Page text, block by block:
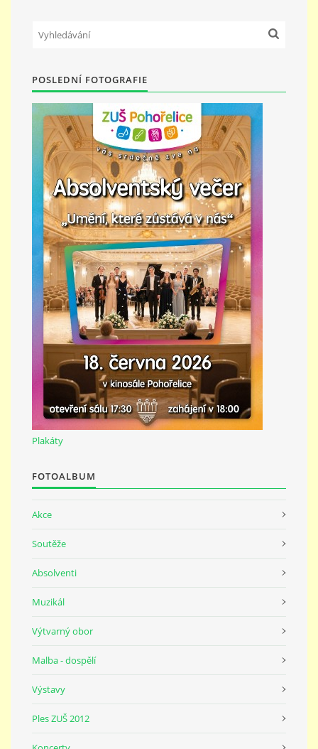
KONTAKTY
PŘÍMĚSTSKÝ TÁBOR
MISS VÝTVARNÝ MODEL
ZAMĚSTNÁNÍ
DOTACE
GDPR
ZUŠ Pohořelice
Školní 462
Pohořelice
691 23
© 2026 eStránky.cz
POSLEDNÍ FOTOGRAFIE
Plakáty
FOTOALBUM
Akce
Soutěže
Absolventi
Muzikál
Výtvarný obor
Malba - dospělí
Výstavy
Ples ZUŠ 2012